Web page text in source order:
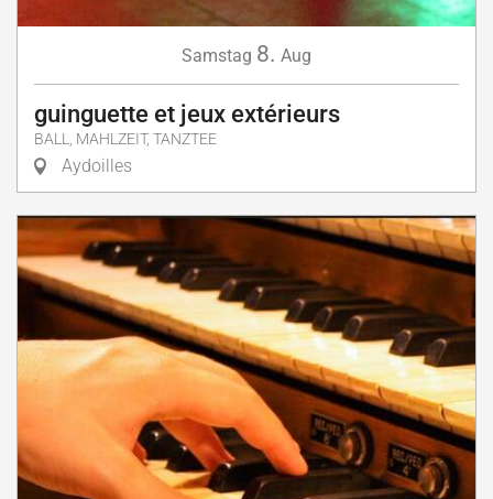
Samstag 8. Aug
guinguette et jeux extérieurs
BALL, MAHLZEIT, TANZTEE
Aydoilles